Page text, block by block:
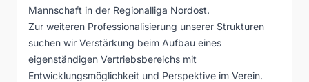
Mannschaft in der Regionalliga Nordost.
Zur weiteren Professionalisierung unserer Strukturen
suchen wir Verstärkung beim Aufbau eines
eigenständigen Vertriebsbereichs mit
Entwicklungsmöglichkeit und Perspektive im Verein.